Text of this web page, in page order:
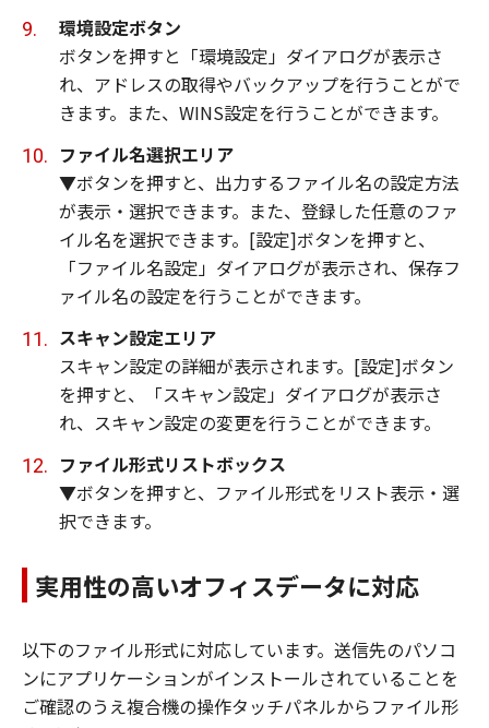
環境設定ボタン
ボタンを押すと「環境設定」ダイアログが表示さ
れ、アドレスの取得やバックアップを行うことがで
きます。また、WINS設定を行うことができます。
ファイル名選択エリア
▼ボタンを押すと、出力するファイル名の設定方法
が表示・選択できます。また、登録した任意のファ
イル名を選択できます。[設定]ボタンを押すと、
「ファイル名設定」ダイアログが表示され、保存フ
ァイル名の設定を行うことができます。
スキャン設定エリア
スキャン設定の詳細が表示されます。[設定]ボタン
を押すと、「スキャン設定」ダイアログが表示さ
れ、スキャン設定の変更を行うことができます。
ファイル形式リストボックス
▼ボタンを押すと、ファイル形式をリスト表示・選
択できます。
実用性の高いオフィスデータに対応
以下のファイル形式に対応しています。送信先のパソコ
ンにアプリケーションがインストールされていることを
ご確認のうえ複合機の操作タッチパネルからファイル形